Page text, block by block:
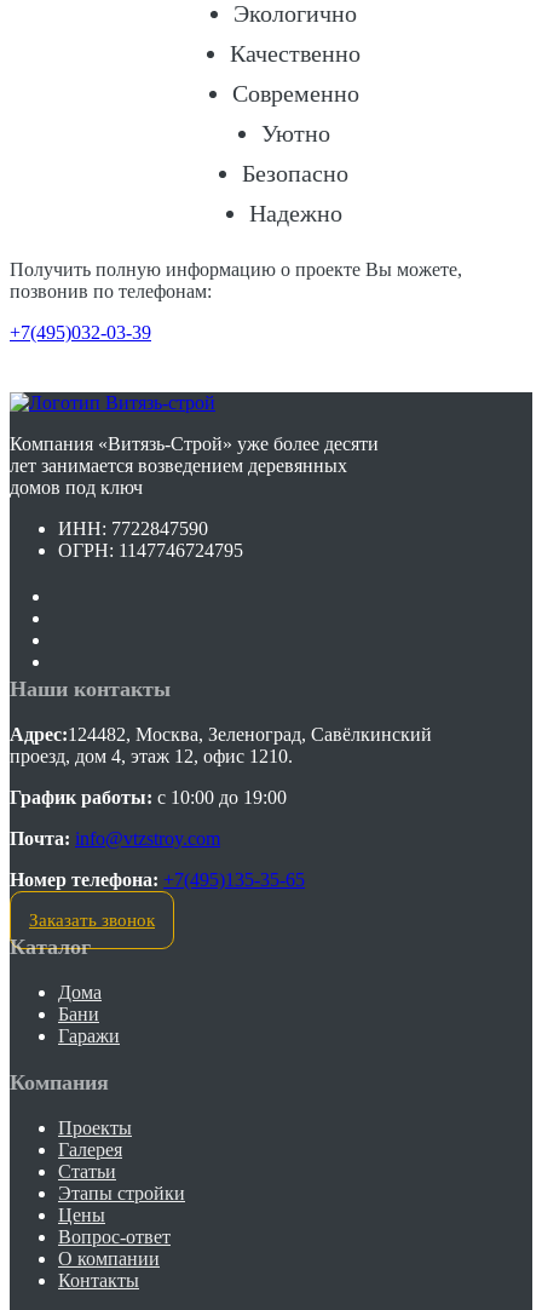
Экологично
Качественно
Современно
Уютно
Безопасно
Надежно
Получить полную информацию о проекте Вы можете,
позвонив по телефонам:
+7(495)032-03-39
Компания «Витязь-Строй» уже более десяти
лет занимается возведением деревянных
домов под ключ
ИНН: 7722847590
ОГРН: 1147746724795
Наши контакты
Адрес:124482, Москва, Зеленоград, Савёлкинский
проезд, дом 4, этаж 12, офис 1210.
График работы: с 10:00 до 19:00
Почта: info@vtzstroy.com
Номер телефона: +7(495)135-35-65
Заказать звонок
Каталог
Дома
Бани
Гаражи
Компания
Проекты
Галерея
Статьи
Этапы стройки
Цены
Вопрос-ответ
О компании
Контакты